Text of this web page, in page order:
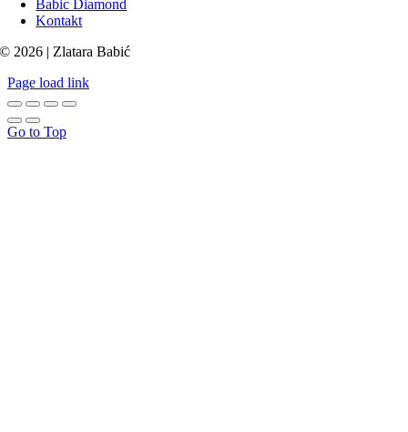
Babic Diamond
Kontakt
© 2026 | Zlatara Babić
Page load link
Go to Top